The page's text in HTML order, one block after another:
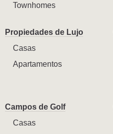
Townhomes
Propiedades de Lujo
Casas
Apartamentos
Campos de Golf
Casas